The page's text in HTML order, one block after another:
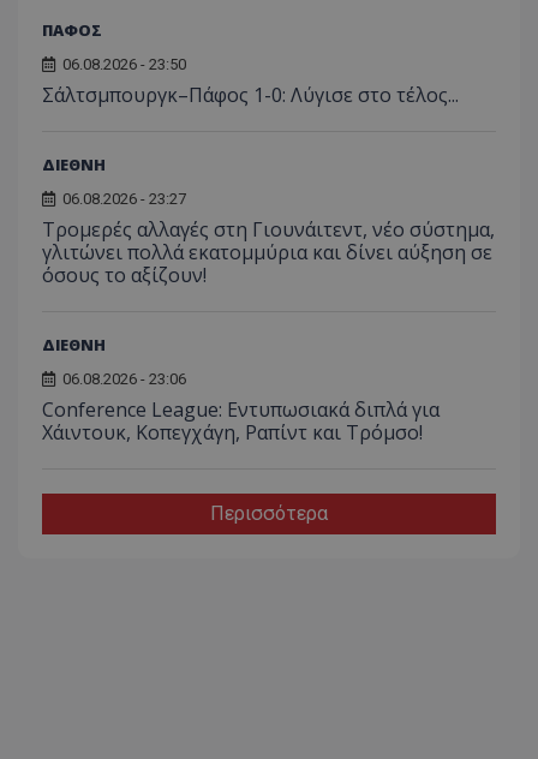
ΠΑΦΟΣ
06.08.2026 - 23:50
Σάλτσμπουργκ–Πάφος 1-0: Λύγισε στο τέλος...
ΔΙΕΘΝΗ
06.08.2026 - 23:27
Τρομερές αλλαγές στη Γιουνάιτεντ, νέο σύστημα,
γλιτώνει πολλά εκατομμύρια και δίνει αύξηση σε
όσους το αξίζουν!
ΔΙΕΘΝΗ
06.08.2026 - 23:06
Conference League: Εντυπωσιακά διπλά για
Χάιντουκ, Κοπεγχάγη, Ραπίντ και Τρόμσο!
Περισσότερα